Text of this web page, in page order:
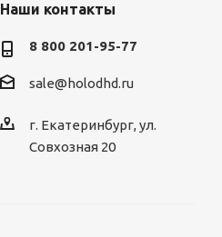
Наши контакты
8 800 201-95-77
sale@holodhd.ru
г. Екатеринбург, ул.
Совхозная 20